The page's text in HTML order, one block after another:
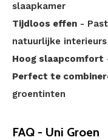
slaapkamer
Tijdloos effen -
natuurlijke interieurs
Hoog slaapcomfort
Perfect te
groentinten
FAQ - Uni Groen